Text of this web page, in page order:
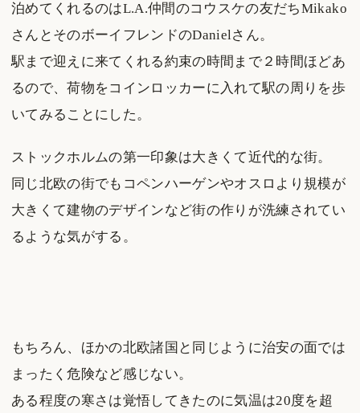
泊めてくれるのはL.A.仲間のコウスケの友だちMikako
さんとそのボーイフレンドのDanielさん。
駅まで迎えに来てくれる約束の時間まで２時間ほどあ
るので、荷物をコインロッカーに入れて駅の周りを歩
いてみることにした。
ストックホルムの第一印象は大きくて近代的な街。
同じ北欧の街でもコペンハーゲンやオスロより規模が
大きくて建物のデザインなど街の作りが洗練されてい
るような気がする。
もちろん、ほかの北欧諸国と同じように治安の面では
まったく危険など感じない。
ある程度の寒さは覚悟してきたのに気温は20度を超